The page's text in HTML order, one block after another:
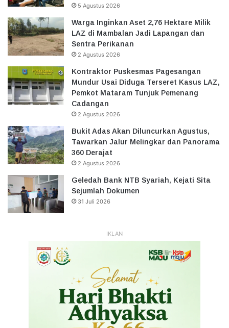
5 Agustus 2026
Warga Inginkan Aset 2,76 Hektare Milik
LAZ di Mambalan Jadi Lapangan dan
Sentra Perikanan
2 Agustus 2026
Kontraktor Puskesmas Pagesangan
Mundur Usai Diduga Terseret Kasus LAZ,
Pemkot Mataram Tunjuk Pemenang
Cadangan
2 Agustus 2026
Bukit Adas Akan Diluncurkan Agustus,
Tawarkan Jalur Melingkar dan Panorama
360 Derajat
2 Agustus 2026
Geledah Bank NTB Syariah, Kejati Sita
Sejumlah Dokumen
31 Juli 2026
IKLAN